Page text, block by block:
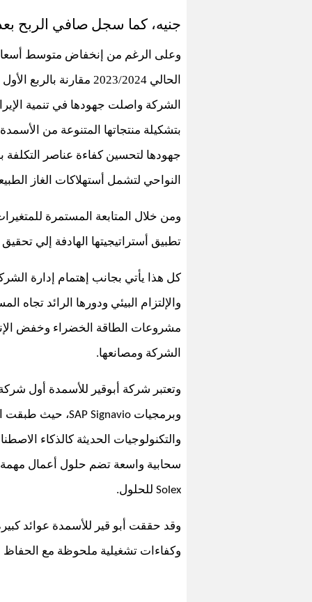
جنيه، كما سجل صافي الربح بعد
وعلى الرغم من إنخفاض متوسط أسعار
الشركة واصلت جهودها في تنمية
بتشكيلة منتجاتها المتنوعة من
جهودها لتحسين كفاءة عناصر
النواحي لتشمل أستهلاكات الغاز
ومن خلال المتابعة المستمرة
تطبيق أستراتيجيتها الهادفة إلي
كل هذا يأتي بجانب إهتمام إدارة
والإلتزام البيئي ودورها الرائد تجاه
مشروعات الطاقة الخضراء وخفض
الشركة ومصانعها.
وتعتبر شركة أبوقير للأسمدة أول
وبرمجيات SAP Signavio، حيث طبقت
والتكنولوجيات الحديثة كالذكاء
سحابية واسعة تضم حلول أعمال
Solex للحلول.
وقد حققت أبو قير للأسمدة عوائد
وكفاءات تشغيلية ملحوظة مع